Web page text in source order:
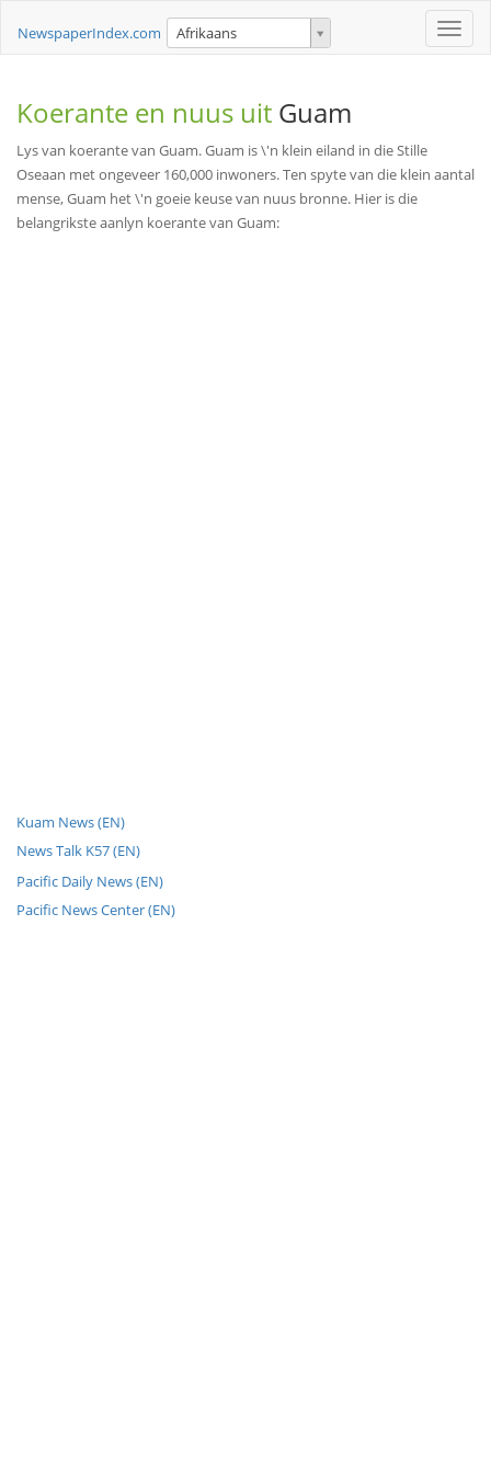
Toggle
NewspaperIndex.com Afrikaans
Koerante en nuus uit Guam
Lys van koerante van Guam. Guam is \'n klein eiland in die Stille
Oseaan met ongeveer 160,000 inwoners. Ten spyte van die klein aantal
mense, Guam het \'n goeie keuse van nuus bronne. Hier is die
belangrikste aanlyn koerante van Guam:
Kuam News (EN)
News Talk K57 (EN)
Pacific Daily News (EN)
Pacific News Center (EN)